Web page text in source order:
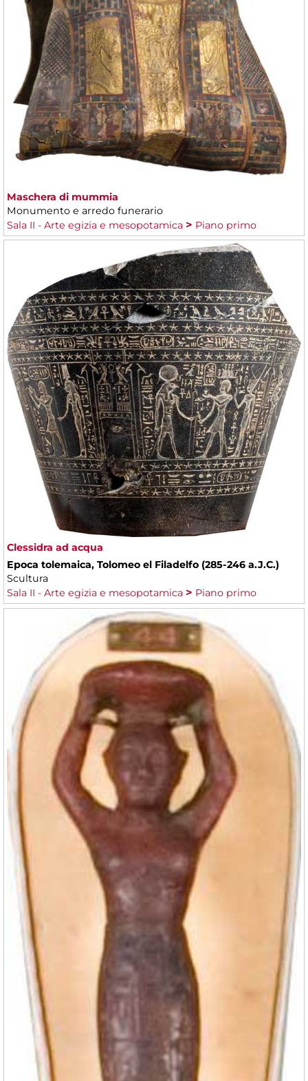
Maschera di mummia
Monumento e arredo funerario
Sala II - Arte egizia e mesopotamica
Piano primo
Clessidra ad acqua
Epoca tolemaica, Tolomeo el Filadelfo (285-246 a.J.C.)
Scultura
Sala II - Arte egizia e mesopotamica
Piano primo